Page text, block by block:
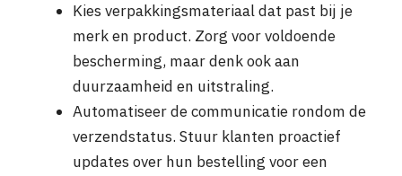
Kies verpakkingsmateriaal dat past bij je
merk en product. Zorg voor voldoende
bescherming, maar denk ook aan
duurzaamheid en uitstraling.
Automatiseer de communicatie rondom de
verzendstatus. Stuur klanten proactief
updates over hun bestelling voor een